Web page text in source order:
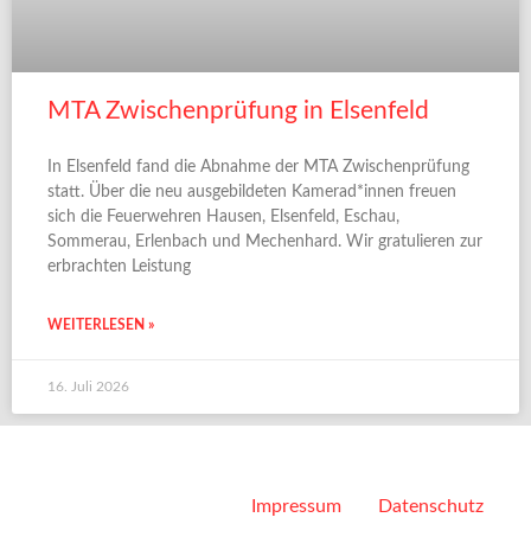
MTA Zwischenprüfung in Elsenfeld
In Elsenfeld fand die Abnahme der MTA Zwischenprüfung
statt. Über die neu ausgebildeten Kamerad*innen freuen
sich die Feuerwehren Hausen, Elsenfeld, Eschau,
Sommerau, Erlenbach und Mechenhard. Wir gratulieren zur
erbrachten Leistung
WEITERLESEN »
16. Juli 2026
Impressum Datenschutz